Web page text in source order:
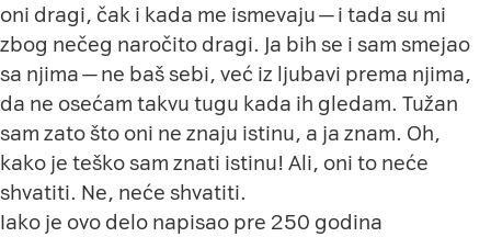
oni dragi, čak i kada me ismevaju — i tada su mi
zbog nečeg naročito dragi. Ja bih se i sam smejao
sa njima — ne baš sebi, već iz ljubavi prema njima,
da ne osećam takvu tugu kada ih gledam. Tužan
sam zato što oni ne znaju istinu, a ja znam. Oh,
kako je teško sam znati istinu! Ali, oni to neće
shvatiti. Ne, neće shvatiti.
Iako je ovo delo napisao pre 250 godina